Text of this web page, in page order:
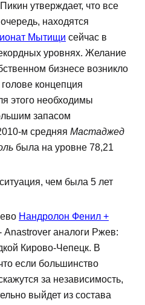
утверждает, что все
находятся
Мытищи сейчас в
уровнях. Желание
бизнесе возникло
концепция
этого необходимы
запасом
м средняя Мастаджед
была на уровне 78,21
чем была 5 лет
Нандролон Фенил +
Anastrover аналоги Ржев:
Кирово-Чепецк. В
если большинство
за независимость,
выйдет из состава